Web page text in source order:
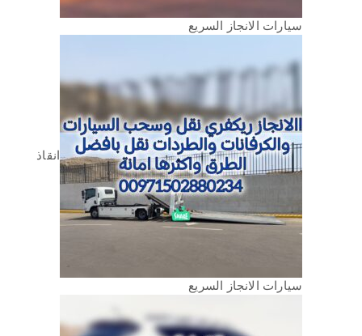
سيارات الانجاز السريع
انقاذ
سيارات الانجاز السريع